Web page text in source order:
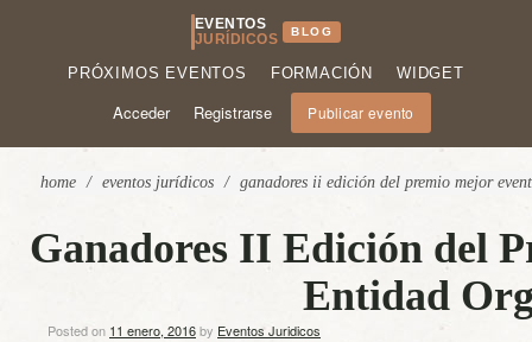
EVENTOS
JURÍDICOS
BLOG
PRÓXIMOS EVENTOS FORMACIÓN WIDGET
Acceder Registrarse Publicar evento
home / eventos jurídicos / ganadores ii edición del premio mejor
Ganadores II Edición del
Entidad
Posted on 11 enero, 2016by Eventos Juridicos